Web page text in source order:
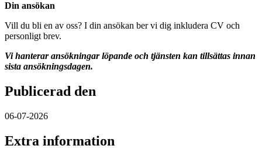
Din ansökan
Vill du bli en av oss? I din ansökan ber vi dig inkludera CV och
personligt brev.
Vi hanterar ansökningar löpande och tjänsten kan tillsättas innan
sista ansökningsdagen.
Publicerad den
06-07-2026
Extra information